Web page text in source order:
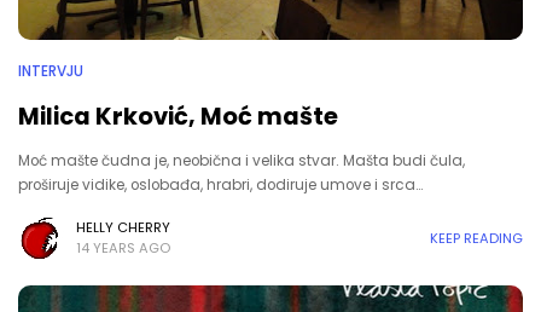
INTERVJU
Milica Krković, Moć mašte
Moć mašte čudna je, neobična i velika stvar. Mašta budi čula,
proširuje vidike, oslobađa, hrabri, dodiruje umove i srca…
HELLY CHERRY
14 YEARS AGO
KEEP READING